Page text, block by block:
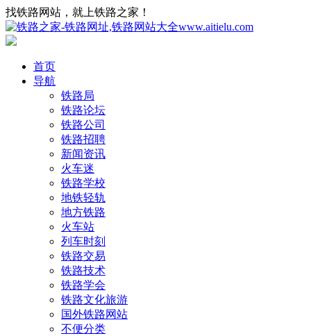
找铁路网站，就上铁路之家！
首页
导航
铁路局
铁路论坛
铁路公司
铁路招聘
新闻资讯
火车迷
铁路学校
地铁轻轨
地方铁路
火车站
列车时刻
铁路交易
铁路技术
铁路学会
铁路文化旅游
国外铁路网站
不便分类